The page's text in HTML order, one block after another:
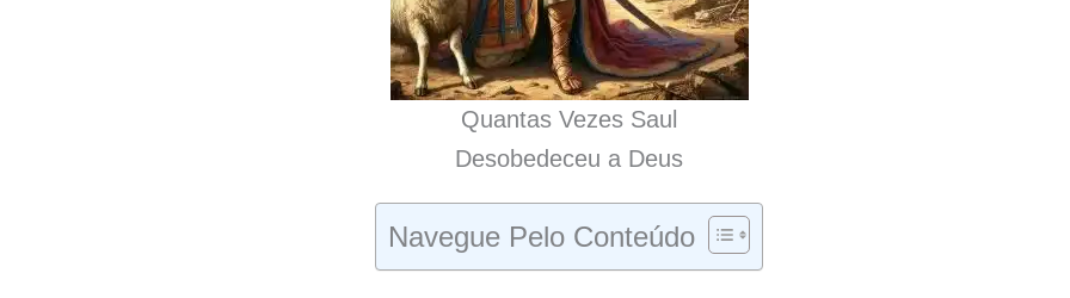
Quantas Vezes Saul
Desobedeceu a Deus
Navegue Pelo Conteúdo